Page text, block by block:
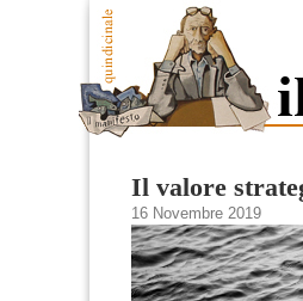
Il valore
16 Novembre 2019